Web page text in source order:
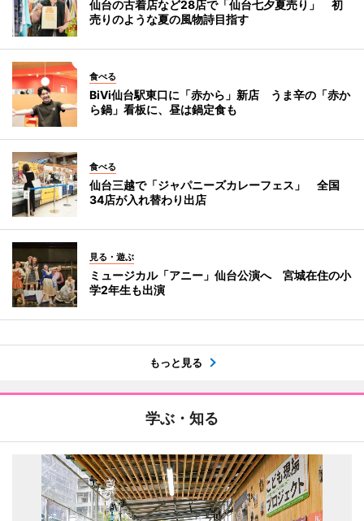
仙台の古着店など28店で「仙台七夕夏売り」 初
売りのような夏の風物詩目指す
食べる
BiVi仙台駅東口に「赤から」新店 うま辛の「赤か
ら鍋」看板に、昼は鍋定食も
食べる
仙台三越で「ジャパニーズカレーフェス」 全国
34店が入れ替わり出店
見る・遊ぶ
ミュージカル「アニー」仙台公演へ 宮城在住の小
学2年生も出演
もっと見る
学ぶ・知る